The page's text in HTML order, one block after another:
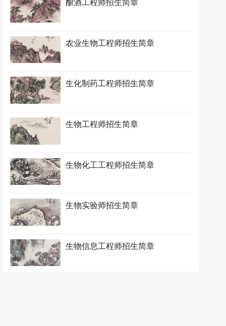
酿酒工程师招生简章
农业生物工程师招生简章
生化制药工程师招生简章
生物工程师招生简章
生物化工工程师招生简章
生物实验师招生简章
生物信息工程师招生简章